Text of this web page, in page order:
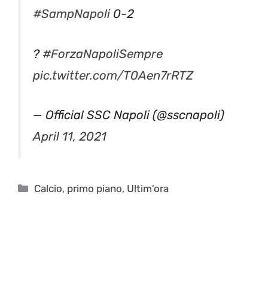
#SampNapoli0-2
? #ForzaNapoliSempre
pic.twitter.com/T0Aen7rRTZ
— Official SSC Napoli (@sscnapoli)
April 11, 2021
Categorie
Calcio, primo piano, Ultim'ora